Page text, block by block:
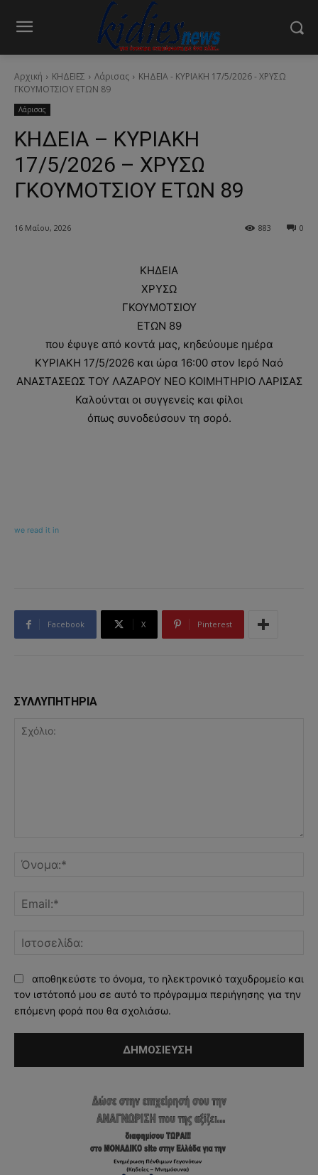
Αρχική ΚΗΔΕΙΕΣ Λάρισας
ΚΗΔΕΙΑ - ΚΥΡΙΑΚΗ 17/5/2026 - ΧΡΥΣΩ
ΓΚΟΥΜΟΤΣΙΟΥ ΕΤΩΝ 89
Λάρισας
ΚΗΔΕΙΑ – ΚΥΡΙΑΚΗ
17/5/2026 – ΧΡΥΣΩ
ΓΚΟΥΜΟΤΣΙΟΥ ΕΤΩΝ 89
16 Μαΐου, 2026 0
883
ΚΗΔΕΙΑ
ΧΡΥΣΩ
ΓΚΟΥΜΟΤΣΙΟΥ
ΕΤΩΝ 89
που έφυγε από κοντά μας, κηδεύουμε ημέρα
ΚΥΡΙΑΚΗ 17/5/2026 και ώρα 16:00 στον Ιερό Ναό
ΑΝΑΣΤΑΣΕΩΣ ΤΟΥ ΛΑΖΑΡΟΥ ΝΕΟ ΚΟΙΜΗΤΗΡΙΟ ΛΑΡΙΣΑΣ
Καλούνται οι συγγενείς και φίλοι
όπως συνοδεύσουν τη σορό.
we read it in
Facebook X Pinterest
ΣΥΛΛΥΠΗΤΗΡΙΑ
αποθηκεύστε το όνομα, το ηλεκτρονικό ταχυδρομείο και
τον ιστότοπό μου σε αυτό το πρόγραμμα περιήγησης για την
επόμενη φορά που θα σχολιάσω.